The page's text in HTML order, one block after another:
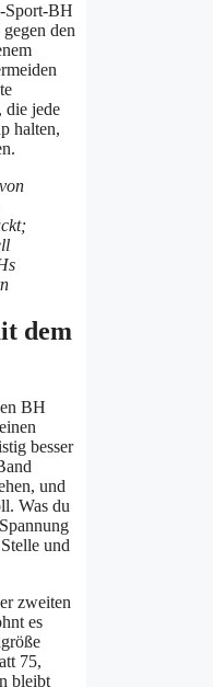
Sport-BH
den
die jede
halten,
dem
BH
besser
und
Was du
und
zweiten
es
75,
bleibt